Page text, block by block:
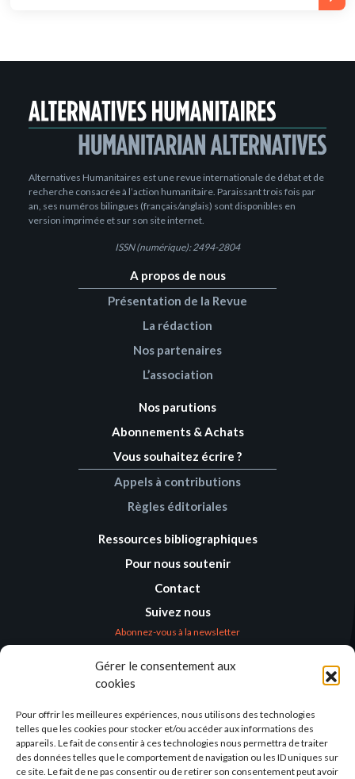
Gérer le consentement aux
cookies
Pour offrir les meilleures expériences, nous utilisons des technologies
telles que les cookies pour stocker et/ou accéder aux informations des
appareils. Le fait de consentir à ces technologies nous permettra de traiter
des données telles que le comportement de navigation ou les ID uniques sur
ce site. Le fait de ne pas consentir ou de retirer son consentement peut avoir
Alternatives Humanitaires est une revue internationale de débat et de
recherche consacrée à l’action humanitaire. Paraissant trois fois par
an, ses numéros bilingues (français/anglais) sont disponibles en
version imprimée et sur son site internet.
ISSN (numérique): 2494-2804
A propos de nous
Présentation de la Revue
La rédaction
Nos partenaires
L’association
Nos parutions
Abonnements & Achats
Vous souhaitez écrire ?
Appels à contributions
Règles éditoriales
Ressources bibliographiques
Pour nous soutenir
Contact
Suivez nous
Abonnez-vous à la newsletter
Humanitaires –
Humanitarian
Alternatives
138 avenue des Frères